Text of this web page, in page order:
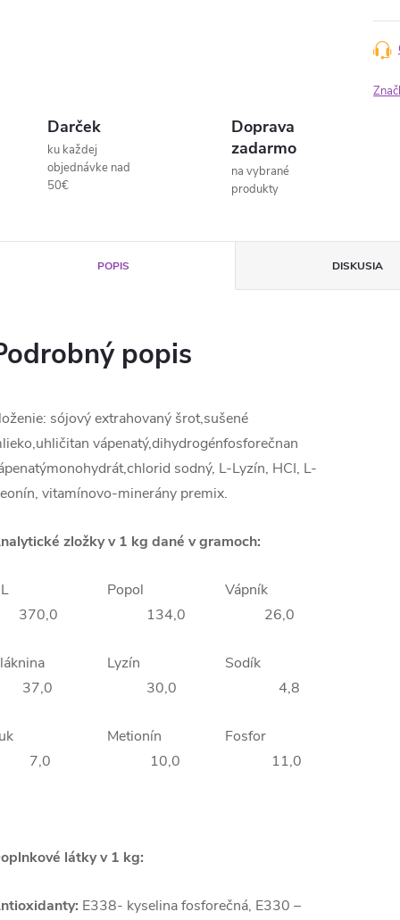
Darček
ku každej
objednávke nad
50€
Doprava
zadarmo
na vybrané
produkty
POPIS DISKUSIA
popis
sójový extrahovaný šrot,sušené
vápenatý,dihydrogénfosforečnan
sodný, L-Lyzín, HCI, L-
vitamínovo-minerány premix.
zložky v 1 kg dané v gramoch:
370,0
Popol
134,0
Vápník
26,0
37,0
Lyzín
30,0
Sodík
4,8
7,0
Metionín
10,0
Fosfor
11,0
látky v 1 kg:
E338- kyselina fosforečná, E330 –